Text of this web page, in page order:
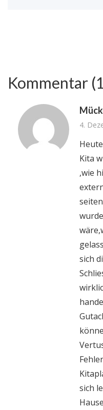
Kommentar
4.
Kita
,wie
sich
sich